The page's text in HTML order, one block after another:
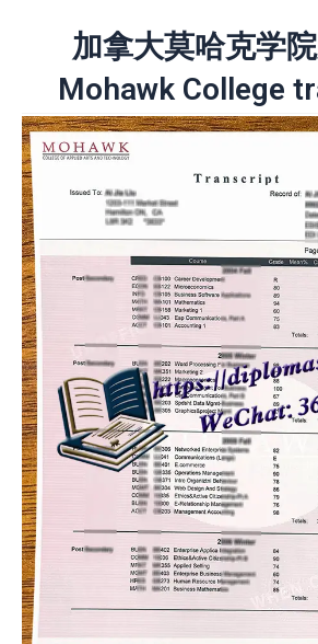
加拿大莫哈克学
Mohawk College